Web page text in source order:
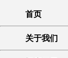
首页
关于我们